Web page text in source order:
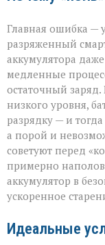
Главная ошибка —
разряженный
аккумулятора
медленные
остаточный
низкого уровня,
разрядку — и
а порой и
советуют перед
примерно
аккумулятор в
ускоренное
Идеальные